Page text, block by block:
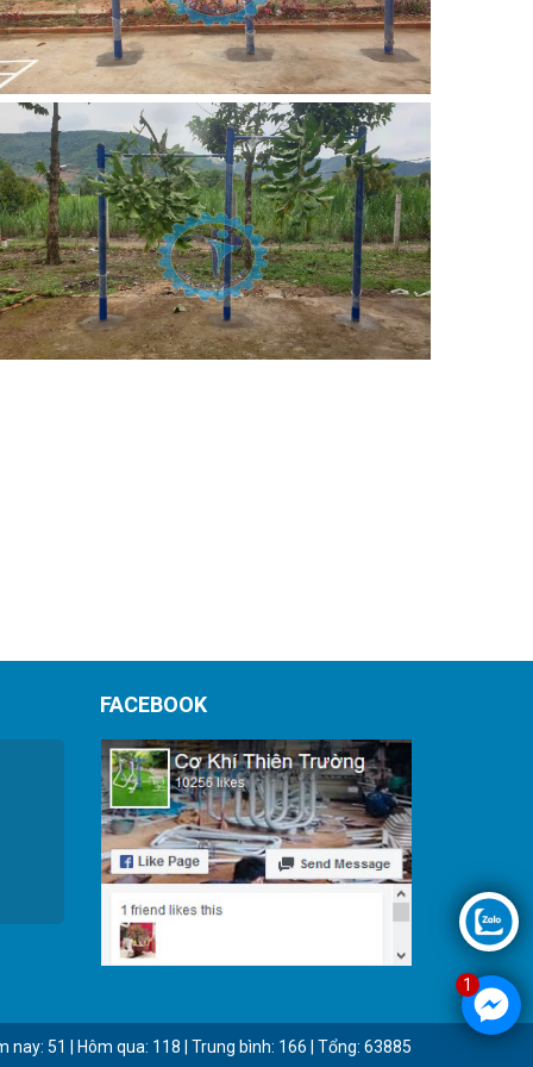
FACEBOOK
nay: 51 | Hôm qua: 118 | Trung bình: 166 | Tổng: 63885
1